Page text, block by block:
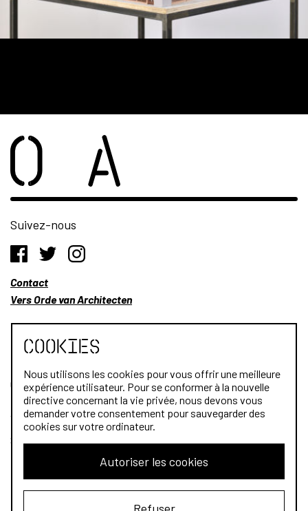
Suivez-nous
Contact
Vers Orde van Architecten
Qui sommes-nous?
Architectes
Stagiaires
Cookies
Nous utilisons les cookies pour vous offrir une meilleure
expérience utilisateur. Pour se conformer à la nouvelle
directive concernant la vie privée, nous devons vous
demander votre consentement pour sauvegarder des
cookies sur votre ordinateur.
Autoriser les cookies